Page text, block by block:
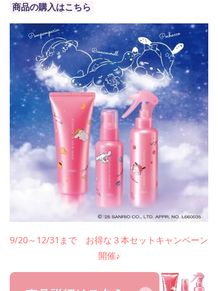
商品の購入はこちら
9/20～12/31まで お得な３本セットキャンペーン
開催♪